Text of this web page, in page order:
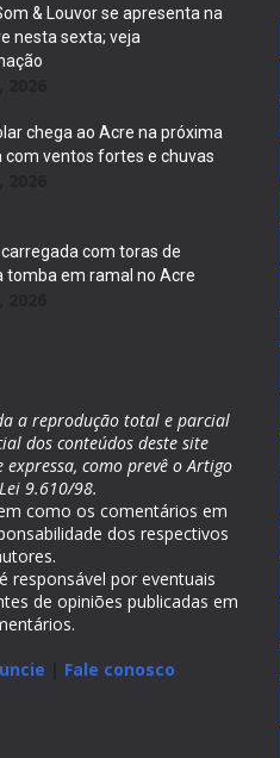
& Louvor se apresenta na
nesta sexta; veja
chega ao Acre na próxima
com ventos fortes e chuvas
com toras de
tomba em ramal no Acre
a reprodução total e parcial
dos conteúdos deste site
como prevê o Artigo
9.610/98.
como os comentários em
dos respectivos
responsável por eventuais
de opiniões publicadas em
Fale conosco